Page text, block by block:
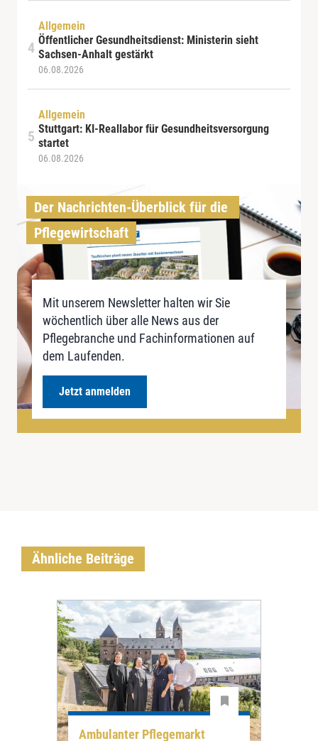
Allgemein
Öffentlicher Gesundheitsdienst: Ministerin sieht
Sachsen-Anhalt gestärkt
06.08.2026
Allgemein
Stuttgart: KI-Reallabor für Gesundheitsversorgung
startet
06.08.2026
Der Nachrichten-Überblick für die
Pflegewirtschaft
Mit unserem Newsletter halten wir Sie
wöchentlich über alle News aus der
Pflegebranche und Fachinformationen auf
dem Laufenden.
Jetzt anmelden
Ähnliche Beiträge
Ambulanter Pflegemarkt